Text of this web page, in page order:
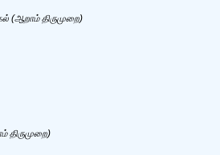
(ஆறாம் திருமுறை)
திருமுறை)